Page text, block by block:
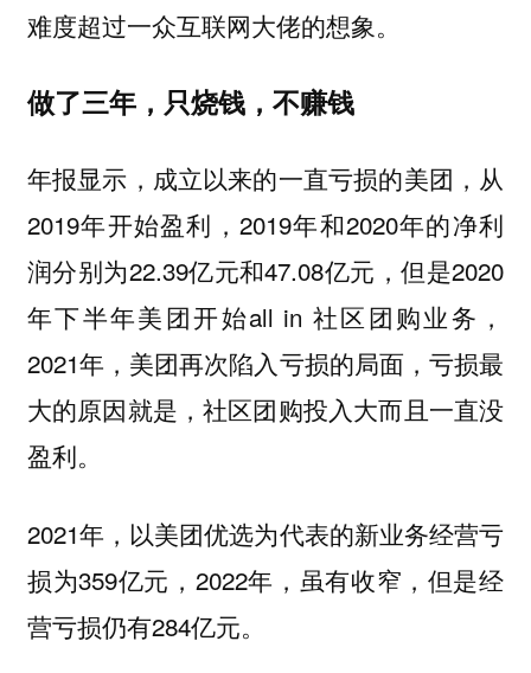
难度超过一众互联网大佬的想象。
做了三年，只烧钱，不赚钱
年报显示，成立以来的一直亏损的美团，从
2019年开始盈利，2019年和2020年的净利
润分别为22.39亿元和47.08亿元，但是2020
年下半年美团开始all in 社区团购业务，
2021年，美团再次陷入亏损的局面，亏损最
大的原因就是，社区团购投入大而且一直没
盈利。
2021年，以美团优选为代表的新业务经营亏
损为359亿元，2022年，虽有收窄，但是经
营亏损仍有284亿元。